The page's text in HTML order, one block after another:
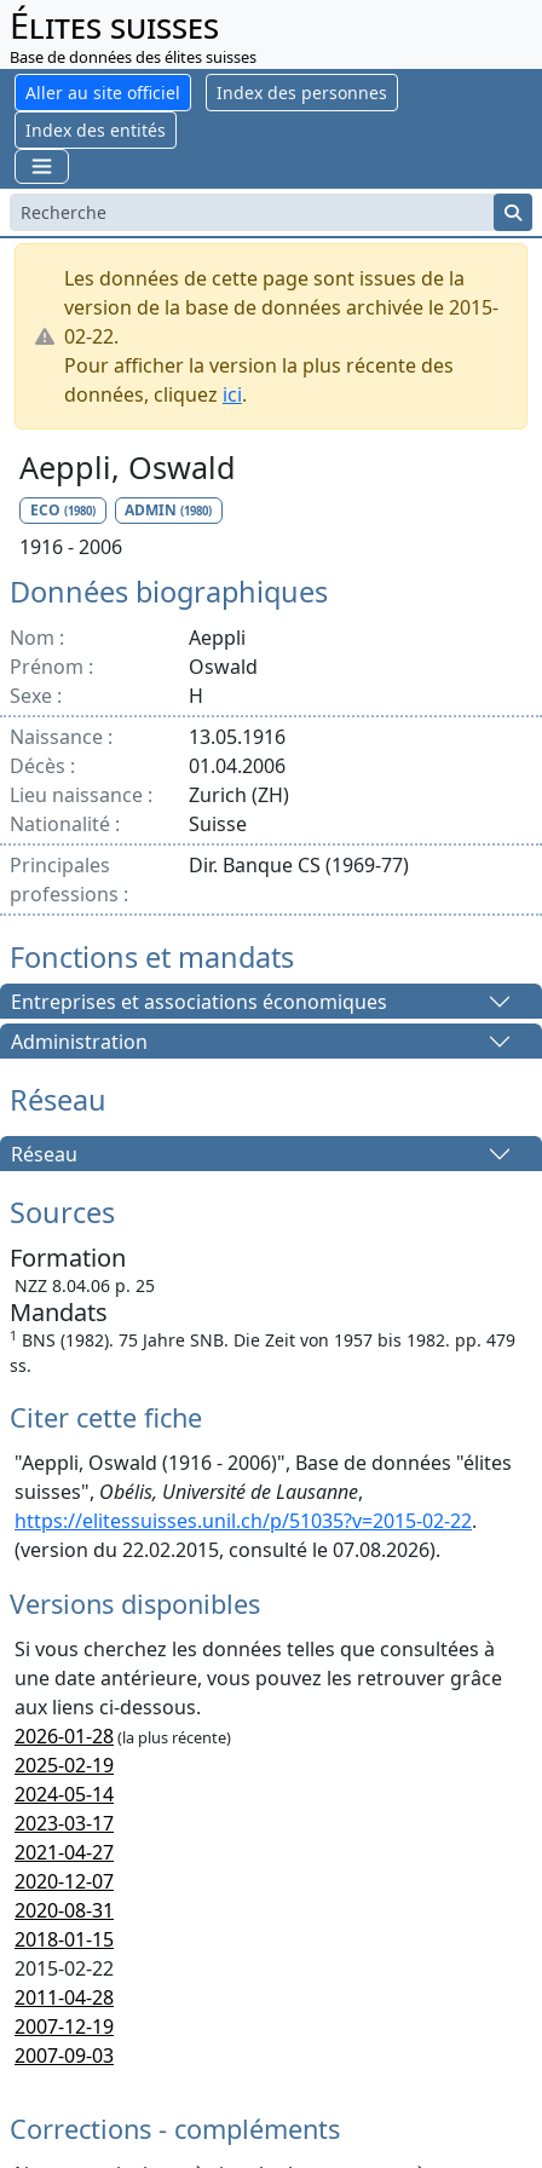
Élites suisses
Base de données des élites suisses
Aller au site officiel
Index des personnes
Index des entités
Les données de cette page sont issues de la
version de la base de données archivée le 2015-
02-22.
Pour afficher la version la plus récente des
données, cliquez ici.
Aeppli, Oswald
ECO (1980) ADMIN(1980)
1916 - 2006
Données biographiques
Nom :
Aeppli
Prénom :
Oswald
Sexe :
H
Naissance :
13.05.1916
Décès :
01.04.2006
Lieu naissance :
Zurich (ZH)
Nationalité :
Suisse
Principales
professions :
Dir. Banque CS (1969-77)
Fonctions et mandats
Entreprises et associations économiques
Administration
Réseau
Réseau
Sources
Formation
NZZ 8.04.06 p. 25
Mandats
1 BNS (1982). 75 Jahre SNB. Die Zeit von 1957 bis 1982. pp. 479
ss.
Citer cette fiche
"Aeppli, Oswald (1916 - 2006)", Base de données "élites
suisses", Obélis, Université de Lausanne,
https://elitessuisses.unil.ch/p/51035?v=2015-02-22.
(version du 22.02.2015, consulté le 07.08.2026).
Versions disponibles
Si vous cherchez les données telles que consultées à
une date antérieure, vous pouvez les retrouver grâce
aux liens ci-dessous.
2026-01-28(la plus récente)
2025-02-19
2024-05-14
2023-03-17
2021-04-27
2020-12-07
2020-08-31
2018-01-15
2015-02-22
2011-04-28
2007-12-19
2007-09-03
Corrections - compléments